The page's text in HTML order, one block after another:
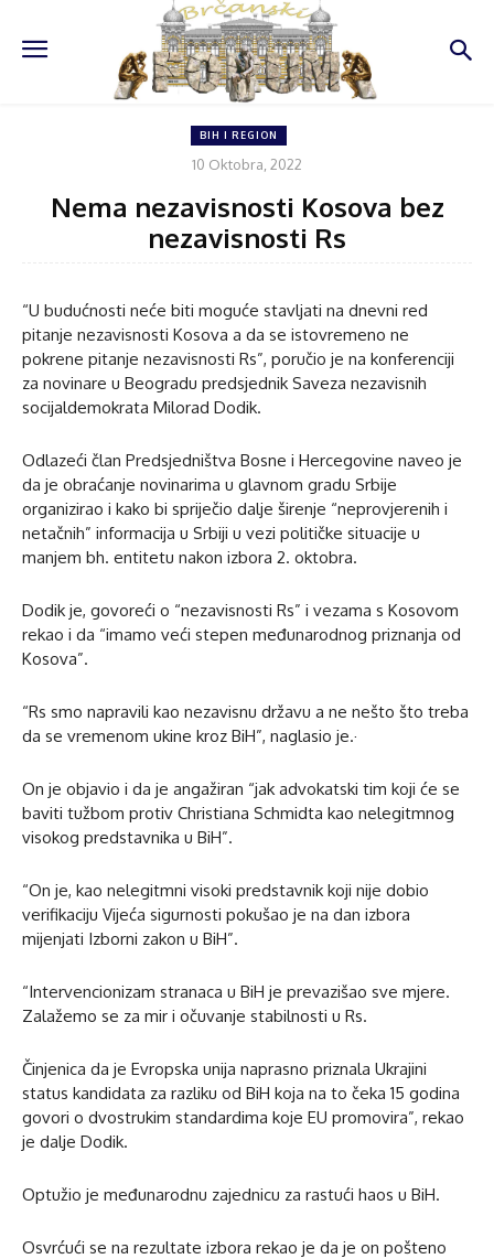
BIH I REGION
10 Oktobra, 2022
Nema nezavisnosti Kosova bez
nezavisnosti Rs
“U budućnosti neće biti moguće stavljati na dnevni red
pitanje nezavisnosti Kosova a da se istovremeno ne
pokrene pitanje nezavisnosti Rs”, poručio je na konferenciji
za novinare u Beogradu predsjednik Saveza nezavisnih
socijaldemokrata Milorad Dodik.
Odlazeći član Predsjedništva Bosne i Hercegovine naveo je
da je obraćanje novinarima u glavnom gradu Srbije
organizirao i kako bi spriječio dalje širenje “neprovjerenih i
netačnih” informacija u Srbiji u vezi političke situacije u
manjem bh. entitetu nakon izbora 2. oktobra.
Dodik je, govoreći o “nezavisnosti Rs” i vezama s Kosovom
rekao i da “imamo veći stepen međunarodnog priznanja od
Kosova”.
“Rs smo napravili kao nezavisnu državu a ne nešto što treba
da se vremenom ukine kroz BiH”, naglasio je.·
On je objavio i da je angažiran “jak advokatski tim koji će se
baviti tužbom protiv Christiana Schmidta kao nelegitmnog
visokog predstavnika u BiH”.
“On je, kao nelegitmni visoki predstavnik koji nije dobio
verifikaciju Vijeća sigurnosti pokušao je na dan izbora
mijenjati Izborni zakon u BiH”.
“Intervencionizam stranaca u BiH je prevazišao sve mjere.
Zalažemo se za mir i očuvanje stabilnosti u Rs.
Činjenica da je Evropska unija naprasno priznala Ukrajini
status kandidata za razliku od BiH koja na to čeka 15 godina
govori o dvostrukim standardima koje EU promovira”, rekao
je dalje Dodik.
Optužio je međunarodnu zajednicu za rastući haos u BiH.
Osvrćući se na rezultate izbora rekao je da je on pošteno